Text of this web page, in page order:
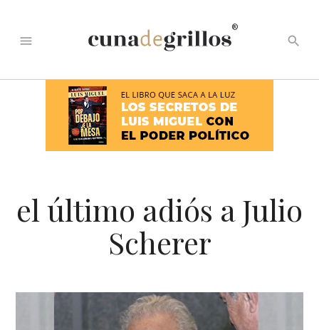
menu
®
search
el último adiós a Julio
Scherer